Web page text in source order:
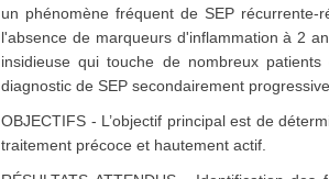
un phénomène fréquent de SEP
l'absence de marqueurs d'inflammation à 2
insidieuse qui touche de nombreux
diagnostic de SEP secondairement
OBJECTIFS - L’objectif principal est de
traitement précoce et hautement actif.